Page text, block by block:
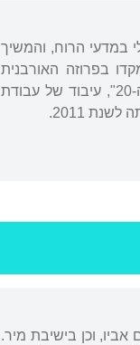
תל אביב ב-1984 כאשר למד לתואר כללי במדעי הרוח, והמשיך
בפרוזה האורבנית
בסיפורת העברית. "לקרוא את העיר: החוויה האורבנית בסיפורת העברית מאמצע המאה ה-19 ועד אמצע המאה ה-20", עיבוד של עבודת
וכן בישיבת מיר.